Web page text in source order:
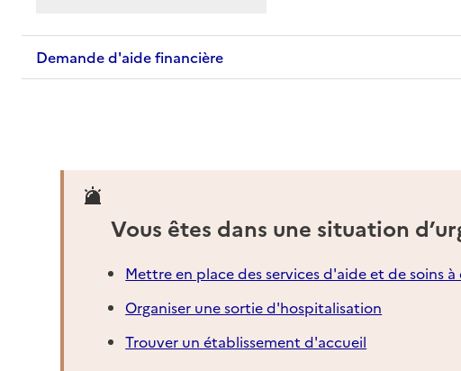
Demande d'aide financière
Vous êtes dans une situation
Mettre en place des services d'aide et de soins
Organiser une sortie d'hospitalisation
Trouver un établissement d'accueil